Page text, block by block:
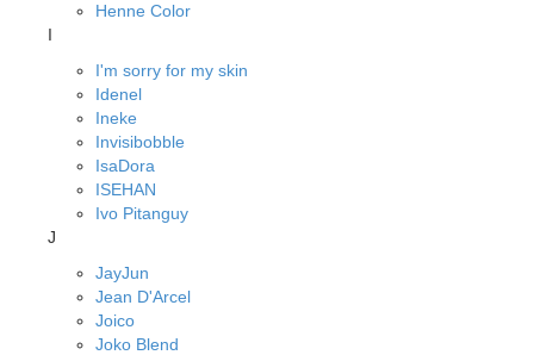
Henne Color
I
I'm sorry for my skin
Idenel
Ineke
Invisibobble
IsaDora
ISEHAN
Ivo Pitanguy
J
JayJun
Jean D'Arcel
Joico
Joko Blend